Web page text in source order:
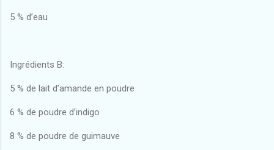
5 % d’eau
Ingrédients B:
5 % de lait d’amande en poudre
6 % de poudre d’indigo
8 % de poudre de guimauve